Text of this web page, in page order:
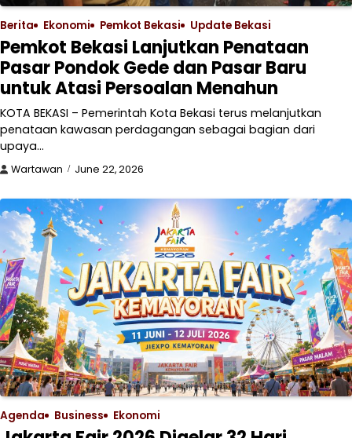
Berita Ekonomi Pemkot Bekasi Update Bekasi
Pemkot Bekasi Lanjutkan Penataan
Pasar Pondok Gede dan Pasar Baru
untuk Atasi Persoalan Menahun
KOTA BEKASI – Pemerintah Kota Bekasi terus melanjutkan
penataan kawasan perdagangan sebagai bagian dari
upaya…
Wartawan June 22, 2026
Agenda Business Ekonomi